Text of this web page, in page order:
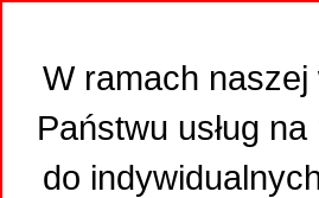
W ramach
Państwu usług
do